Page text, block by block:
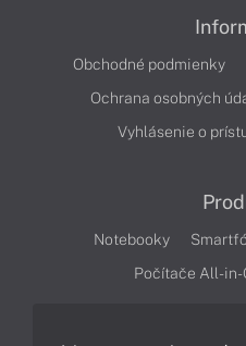
Obchodné podmienky
Ochrana osobných
Vyhlásenie o
Notebooky
Počítače All-in-